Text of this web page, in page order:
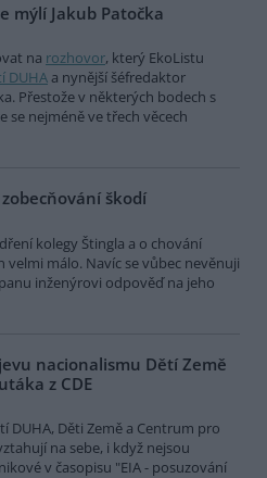
mýlí Jakub Patočka
na rozhovor, který EkoListu
DUHA a nynější šéfredaktor
Přestože v některých bodech s
se nejméně ve třech věcech
škodí
kolegy Štingla a o chování
málo. Navíc se vůbec nevěnuji
inženýrovi odpověď na jeho
nacionalismu Dětí Země
z CDE
DUHA, Děti Země a Centrum pro
na sebe, i když nejsou
v časopisu "EIA - posuzování